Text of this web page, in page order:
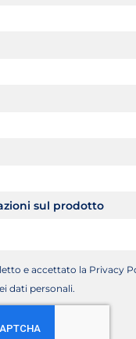
sul prodotto
e accettato la Privacy
dati personali.